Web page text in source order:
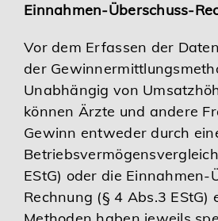
Einnahmen-Überschuss-
Vor dem Erfassen der
der
Unabhängig von
können Ärzte und andere
Gewinn entweder durch
EStG) oder die Einnahmen-
Rechnung (§ 4 Abs.3 EStG)